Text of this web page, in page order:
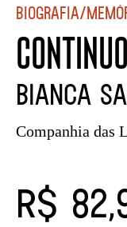
Biografia/
BIANCA
Companhia das
R$